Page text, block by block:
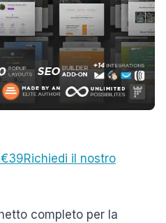
Richiedi il nostro
completo per la